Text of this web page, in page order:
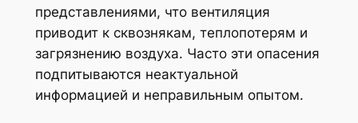
представлениями, что вентиляция
приводит к сквознякам, теплопотерям и
загрязнению воздуха. Часто эти опасения
подпитываются неактуальной
информацией и неправильным опытом.